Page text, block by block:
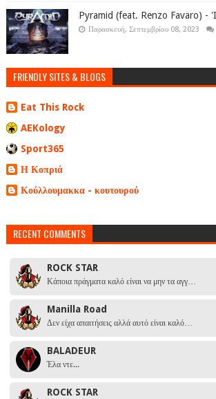
Pyramid (feat. Renzo Favaro) -
Παρασκευή, Σεπτεμβρίου 08, 2023
FRIENDLY SITES & BLOGS
Eat This Rock
AEKology
Sport365
Η Κοπριά
Κούλλουμακκα - κουτουρού
RECENT COMMENTS
ROCK STAR
Κάποια πράγματα καλό είναι να μην τα αγγ…
Manilla Road
Δεν είχα απαιτήσεις αλλά αυτό είναι καλό…
BALADEUR
Έλα ντε...
ROCK STAR